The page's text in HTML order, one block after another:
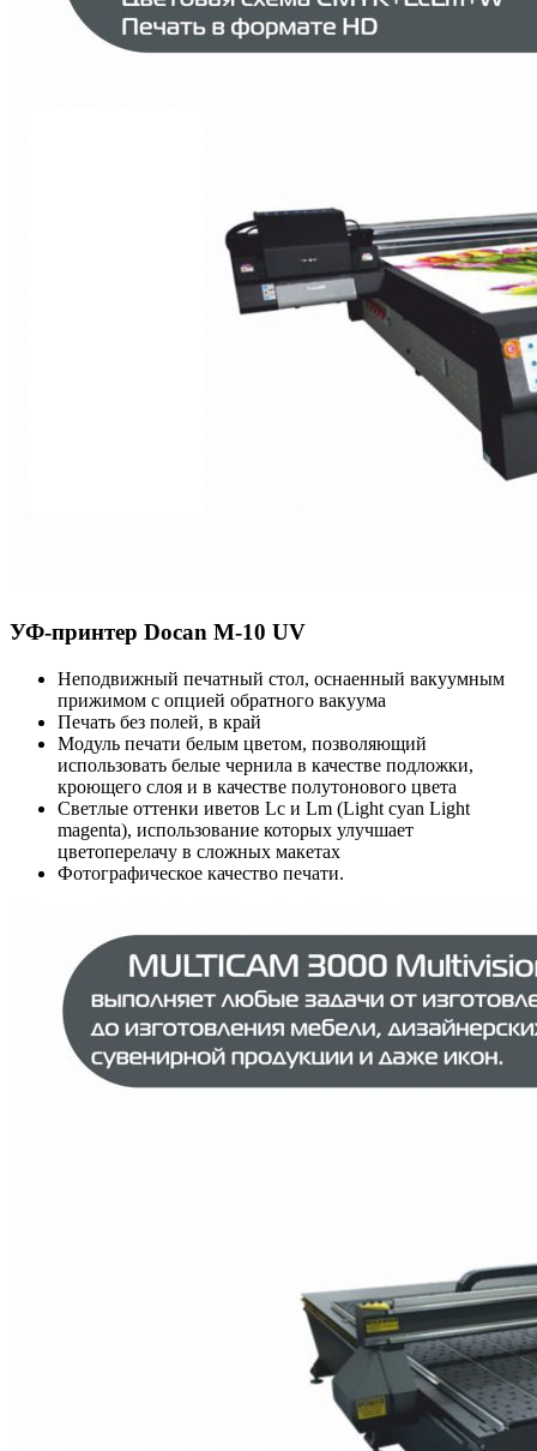
УФ-принтер Docan M-10 UV
Неподвижный печатный стол, оснаенный вакуумным
прижимом с опцией обратного вакуума
Печать без полей, в край
Модуль печати белым цветом, позволяющий
использовать белые чернила в качестве подложки,
кроющего слоя и в качестве полутонового цвета
Светлые оттенки иветов Lc и Lm (Light cyan Light
magenta), использование которых улучшает
цветоперелачу в сложных макетах
Фотографическое качество печати.